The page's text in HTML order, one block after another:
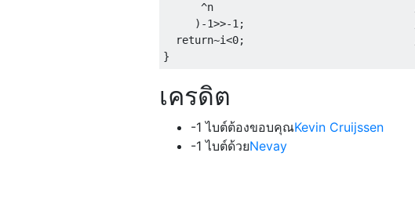
^n
)-1>>-1 ;
return~i<0;
}
เครดิต
-1 ไบต์ต้องขอบคุณKevin Cruijssen
-1 ไบต์ด้วยNevay